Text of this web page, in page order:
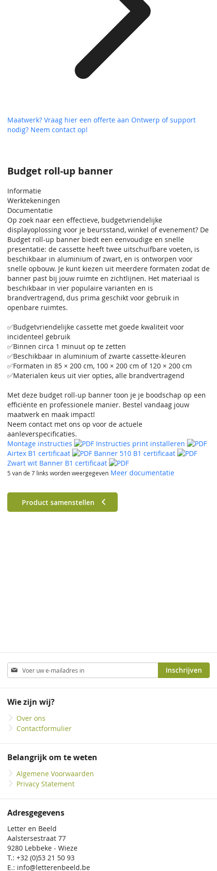
Budget roll-up banner
Informatie
Werktekeningen
Documentatie
Op zoek naar een effectieve, budgetvriendelijke
displayoplossing voor je beursstand, winkel of evenement? De
Budget roll-up banner biedt een eenvoudige en snelle
presentatie: de cassette heeft twee uitschuifbare voeten, is
beschikbaar in aluminium of zwart, en is ontworpen voor
snelle opbouw. Je kunt kiezen uit meerdere formaten zodat de
banner past bij jouw ruimte en zichtlijnen. Het materiaal is
beschikbaar in vier populaire varianten en is
brandvertragend, dus prima geschikt voor gebruik in
openbare ruimtes.
✅Budgetvriendelijke cassette met goede kwaliteit voor
incidenteel gebruik
✅Binnen circa 1 minuut op te zetten
✅Beschikbaar in aluminium of zwarte cassette-kleuren
✅Formaten in 85 × 200 cm, 100 × 200 cm of 120 × 200 cm
✅Materialen keus uit vier opties, alle brandvertragend
Met deze budget roll-up banner toon je je boodschap op een
efficiënte en professionele manier. Bestel vandaag jouw
maatwerk en maak impact!
Neem contact met ons op voor de actuele
aanleverspecificaties.
Montage instructies
Instructies print installeren
Airtex B1 certificaat
Banner 510 B1 certificaat
Zwart wit Banner B1 certificaat
5 van de 7 links worden weergegeven Meer documentatie
Product samenstellen
Maatwerk? Vraag hier een offerte aan Ontwerp of support
nodig? Neem contact op!
Abonneer
u
op
nieuwsbrief
Inschrijven
Wie zijn wij?
Over ons
Contactformulier
Belangrijk om te weten
Algemene Voorwaarden
Privacy Statement
Adresgegevens
Letter en Beeld
Aalstersestraat 77
9280 Lebbeke - Wieze
T.: +32 (0)53 21 50 93
E.: info@letterenbeeld.be